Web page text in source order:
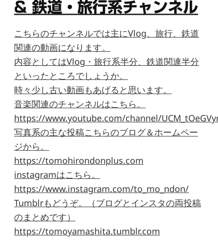
& 鉄道・旅行系チャンネル
こちらのチャンネルでは主にVlog、旅行、鉄道
関連の動画になります。
内容としてはVlog・旅行系半分、鉄道関連半分
といったところでしょうか。
時々少し古い動画もあげると思います。
音楽関連のチャンネルはこちら。
https://www.youtube.com/channel/
写真系の主な投稿こちらのブログ＆ホームペー
ジから。
https://tomohirondonplus.com
instagramはこちら。
https://www.instagram.com/to_mo_ndon/
Tumblrもどうぞ。（ブログとインスタの両投稿
のまとめです）
https://tomoyamashita.tumblr.com